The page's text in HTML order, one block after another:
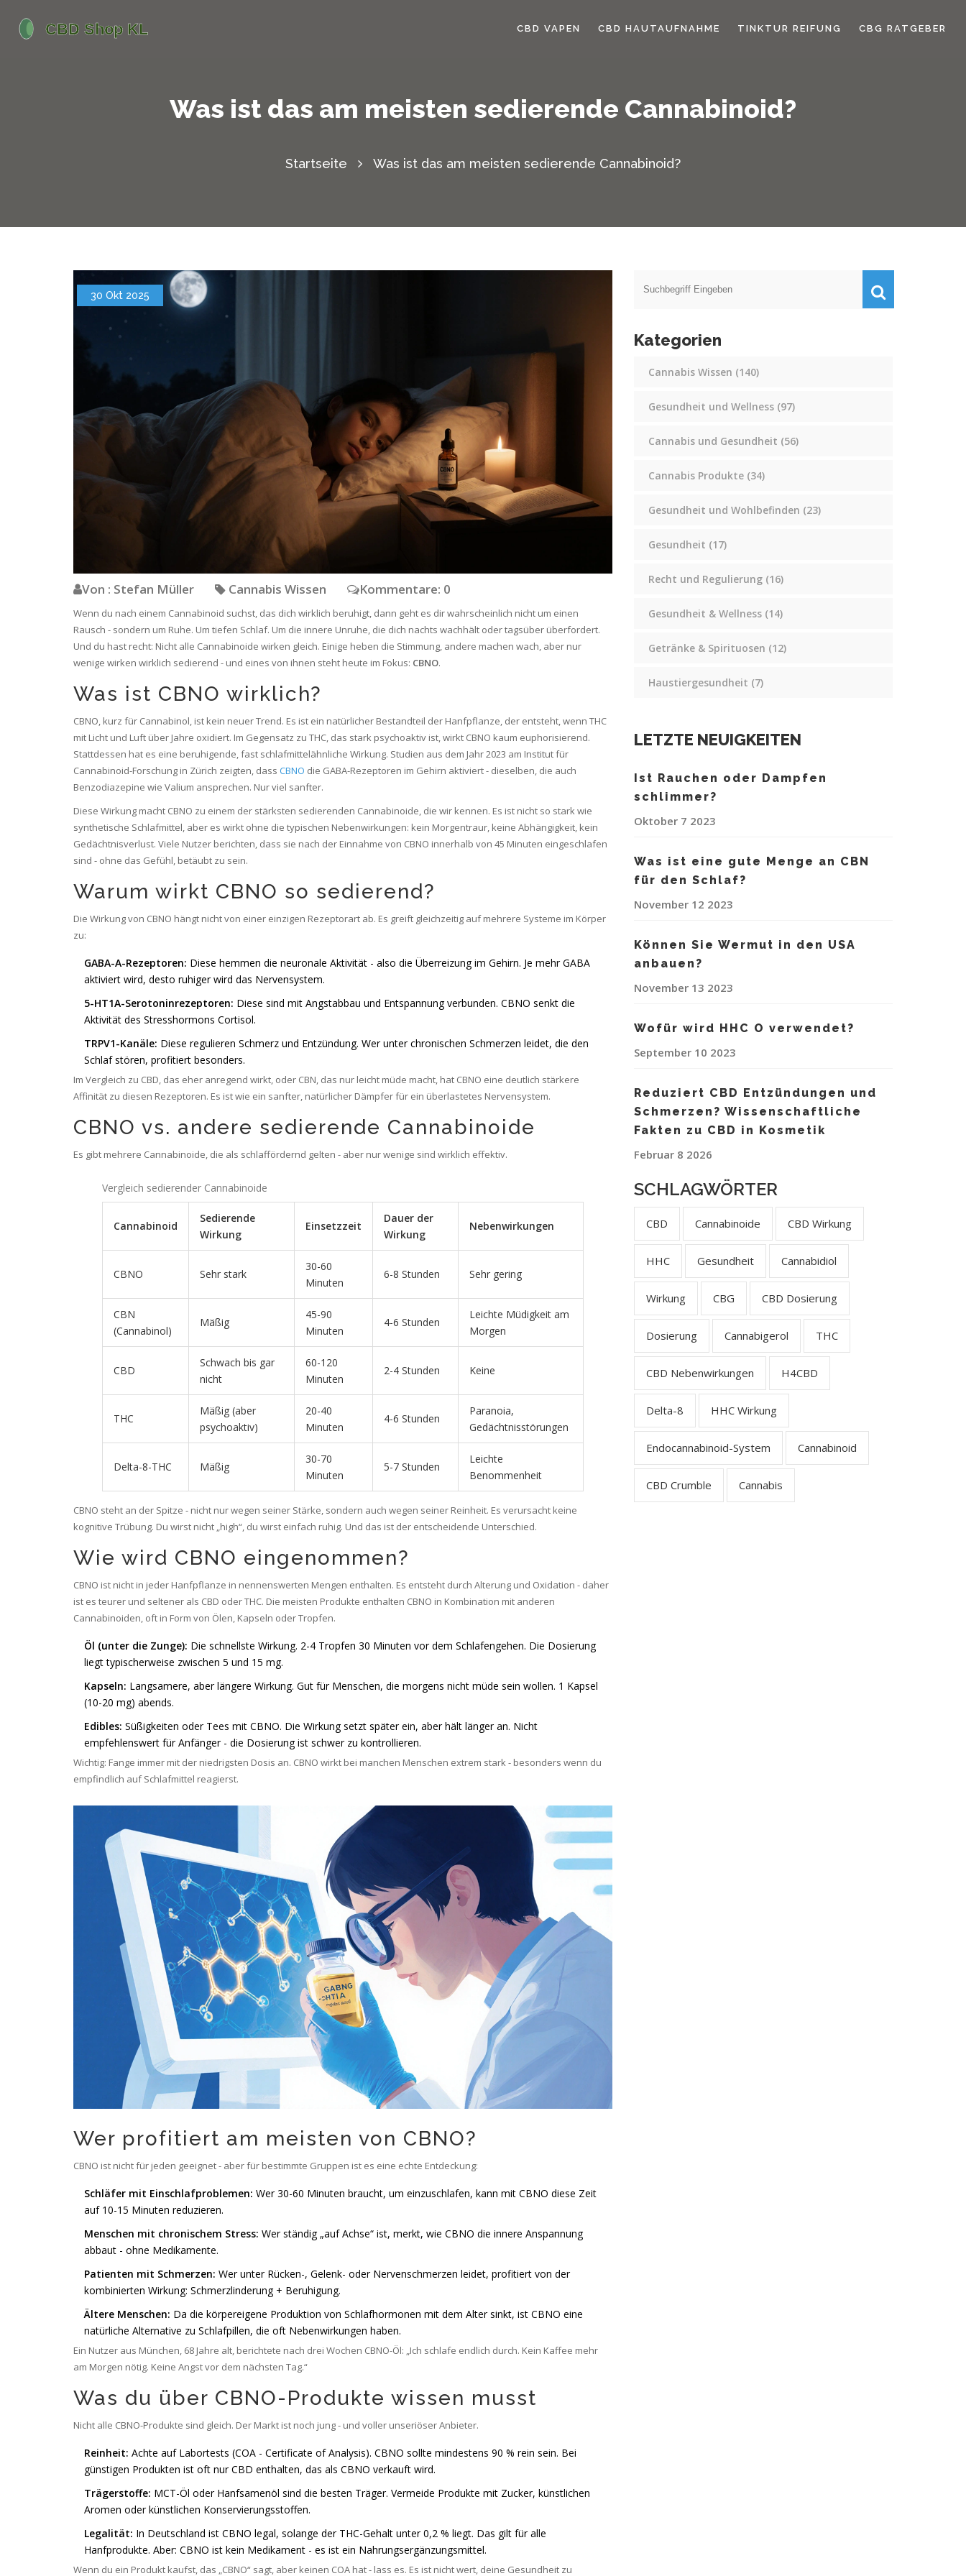
CBD VAPEN CBD HAUTAUFNAHME TINKTUR REIFUNG CBG RATGEBER
Was ist das am meisten sedierende Cannabinoid?
Startseite Was ist das am meisten sedierende Cannabinoid?
30 Okt 2025
Von : Stefan Müller Cannabis Wissen Kommentare: 0
Wenn du nach einem Cannabinoid suchst, das dich wirklich beruhigt, dann geht es dir wahrscheinlich nicht um einen
Rausch - sondern um Ruhe. Um tiefen Schlaf. Um die innere Unruhe, die dich nachts wachhält oder tagsüber überfordert.
Und du hast recht: Nicht alle Cannabinoide wirken gleich. Einige heben die Stimmung, andere machen wach, aber nur
wenige wirken wirklich sedierend - und eines von ihnen steht heute im Fokus: CBNO.
Was ist CBNO wirklich?
CBNO, kurz für Cannabinol, ist kein neuer Trend. Es ist ein natürlicher Bestandteil der Hanfpflanze, der entsteht, wenn THC
mit Licht und Luft über Jahre oxidiert. Im Gegensatz zu THC, das stark psychoaktiv ist, wirkt CBNO kaum euphorisierend.
Stattdessen hat es eine beruhigende, fast schlafmittelähnliche Wirkung. Studien aus dem Jahr 2023 am Institut für
Cannabinoid-Forschung in Zürich zeigten, dass CBNO die GABA-Rezeptoren im Gehirn aktiviert - dieselben, die auch
Benzodiazepine wie Valium ansprechen. Nur viel sanfter.
Diese Wirkung macht CBNO zu einem der stärksten sedierenden Cannabinoide, die wir kennen. Es ist nicht so stark wie
synthetische Schlafmittel, aber es wirkt ohne die typischen Nebenwirkungen: kein Morgentraur, keine Abhängigkeit, kein
Gedächtnisverlust. Viele Nutzer berichten, dass sie nach der Einnahme von CBNO innerhalb von 45 Minuten eingeschlafen
sind - ohne das Gefühl, betäubt zu sein.
Warum wirkt CBNO so sedierend?
Die Wirkung von CBNO hängt nicht von einer einzigen Rezeptorart ab. Es greift gleichzeitig auf mehrere Systeme im Körper
zu:
GABA-A-Rezeptoren: Diese hemmen die neuronale Aktivität - also die Überreizung im Gehirn. Je mehr GABA
aktiviert wird, desto ruhiger wird das Nervensystem.
5-HT1A-Serotoninrezeptoren: Diese sind mit Angstabbau und Entspannung verbunden. CBNO senkt die
Aktivität des Stresshormons Cortisol.
TRPV1-Kanäle: Diese regulieren Schmerz und Entzündung. Wer unter chronischen Schmerzen leidet, die den
Schlaf stören, profitiert besonders.
Im Vergleich zu CBD, das eher anregend wirkt, oder CBN, das nur leicht müde macht, hat CBNO eine deutlich stärkere
Affinität zu diesen Rezeptoren. Es ist wie ein sanfter, natürlicher Dämpfer für ein überlastetes Nervensystem.
CBNO vs. andere sedierende Cannabinoide
Es gibt mehrere Cannabinoide, die als schlaffördernd gelten - aber nur wenige sind wirklich effektiv.
Vergleich sedierender Cannabinoide
Cannabinoid
Sedierende
Wirkung
Einsetzzeit
Dauer der
Wirkung
Nebenwirkungen
CBNO Sehr stark
30-60
Minuten
6-8 Stunden Sehr gering
CBN
(Cannabinol)
Mäßig
45-90
Minuten
4-6 Stunden
Leichte Müdigkeit am
Morgen
CBD
Schwach bis gar
nicht
60-120
Minuten
2-4 Stunden Keine
THC
Mäßig (aber
psychoaktiv)
20-40
Minuten
4-6 Stunden
Paranoia,
Gedächtnisstörungen
Delta-8-THC Mäßig
30-70
Minuten
5-7 Stunden
Leichte
Benommenheit
CBNO steht an der Spitze - nicht nur wegen seiner Stärke, sondern auch wegen seiner Reinheit. Es verursacht keine
kognitive Trübung. Du wirst nicht „high“, du wirst einfach ruhig. Und das ist der entscheidende Unterschied.
Wie wird CBNO eingenommen?
CBNO ist nicht in jeder Hanfpflanze in nennenswerten Mengen enthalten. Es entsteht durch Alterung und Oxidation - daher
ist es teurer und seltener als CBD oder THC. Die meisten Produkte enthalten CBNO in Kombination mit anderen
Cannabinoiden, oft in Form von Ölen, Kapseln oder Tropfen.
Öl (unter die Zunge): Die schnellste Wirkung. 2-4 Tropfen 30 Minuten vor dem Schlafengehen. Die Dosierung
liegt typischerweise zwischen 5 und 15 mg.
Kapseln: Langsamere, aber längere Wirkung. Gut für Menschen, die morgens nicht müde sein wollen. 1 Kapsel
(10-20 mg) abends.
Edibles: Süßigkeiten oder Tees mit CBNO. Die Wirkung setzt später ein, aber hält länger an. Nicht
empfehlenswert für Anfänger - die Dosierung ist schwer zu kontrollieren.
Wichtig: Fange immer mit der niedrigsten Dosis an. CBNO wirkt bei manchen Menschen extrem stark - besonders wenn du
empfindlich auf Schlafmittel reagierst.
Wer profitiert am meisten von CBNO?
CBNO ist nicht für jeden geeignet - aber für bestimmte Gruppen ist es eine echte Entdeckung:
Schläfer mit Einschlafproblemen: Wer 30-60 Minuten braucht, um einzuschlafen, kann mit CBNO diese Zeit
auf 10-15 Minuten reduzieren.
Menschen mit chronischem Stress: Wer ständig „auf Achse“ ist, merkt, wie CBNO die innere Anspannung
abbaut - ohne Medikamente.
Patienten mit Schmerzen: Wer unter Rücken-, Gelenk- oder Nervenschmerzen leidet, profitiert von der
kombinierten Wirkung: Schmerzlinderung + Beruhigung.
Ältere Menschen: Da die körpereigene Produktion von Schlafhormonen mit dem Alter sinkt, ist CBNO eine
natürliche Alternative zu Schlafpillen, die oft Nebenwirkungen haben.
Ein Nutzer aus München, 68 Jahre alt, berichtete nach drei Wochen CBNO-Öl: „Ich schlafe endlich durch. Kein Kaffee mehr
am Morgen nötig. Keine Angst vor dem nächsten Tag.“
Was du über CBNO-Produkte wissen musst
Nicht alle CBNO-Produkte sind gleich. Der Markt ist noch jung - und voller unseriöser Anbieter.
Reinheit: Achte auf Labortests (COA - Certificate of Analysis). CBNO sollte mindestens 90 % rein sein. Bei
günstigen Produkten ist oft nur CBD enthalten, das als CBNO verkauft wird.
Trägerstoffe: MCT-Öl oder Hanfsamenöl sind die besten Träger. Vermeide Produkte mit Zucker, künstlichen
Aromen oder künstlichen Konservierungsstoffen.
Legalität: In Deutschland ist CBNO legal, solange der THC-Gehalt unter 0,2 % liegt. Das gilt für alle
Hanfprodukte. Aber: CBNO ist kein Medikament - es ist ein Nahrungsergänzungsmittel.
Wenn du ein Produkt kaufst, das „CBNO“ sagt, aber keinen COA hat - lass es. Es ist nicht wert, deine Gesundheit zu
Kategorien
Cannabis Wissen (140)
Gesundheit und Wellness (97)
Cannabis und Gesundheit (56)
Cannabis Produkte (34)
Gesundheit und Wohlbefinden (23)
Gesundheit (17)
Recht und Regulierung (16)
Gesundheit & Wellness (14)
Getränke & Spirituosen (12)
Haustiergesundheit (7)
LETZTE NEUIGKEITEN
Ist Rauchen oder Dampfen
schlimmer?
Oktober 7 2023
Was ist eine gute Menge an CBN
für den Schlaf?
November 12 2023
Können Sie Wermut in den USA
anbauen?
November 13 2023
Wofür wird HHC O verwendet?
September 10 2023
Reduziert CBD Entzündungen und
Schmerzen? Wissenschaftliche
Fakten zu CBD in Kosmetik
Februar 8 2026
SCHLAGWÖRTER
CBD Cannabinoide CBD Wirkung
HHC Gesundheit Cannabidiol
Wirkung CBG CBD Dosierung
Dosierung Cannabigerol THC
CBD Nebenwirkungen H4CBD
Delta-8 HHC Wirkung
Endocannabinoid-System Cannabinoid
CBD Crumble Cannabis